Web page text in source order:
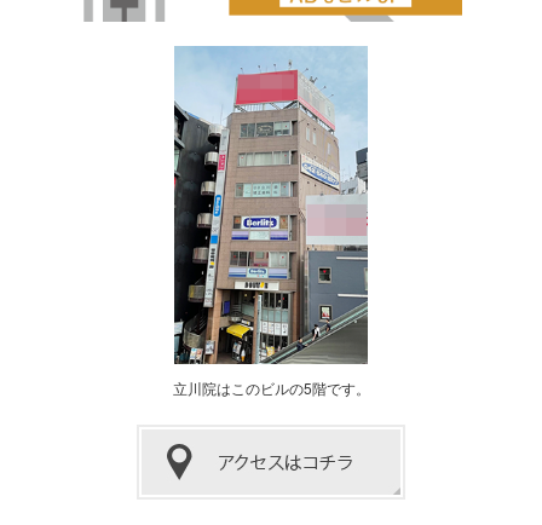
立川院はこのビルの5階です。